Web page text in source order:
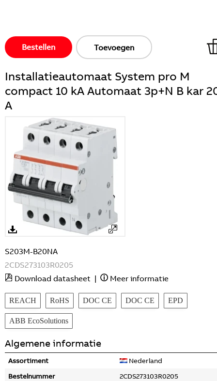
Bestellen Toevoegen
Installatieautomaat System pro M
compact 10 kA Automaat 3p+N B kar
A
S203M-B20NA
2CDS273103R0205
Download datasheet | Meer informatie
REACH RoHS DOC CE DOC CE EPD
ABB EcoSolutions
Algemene informatie
Assortiment
Nederland
Bestelnummer
2CDS273103R0205